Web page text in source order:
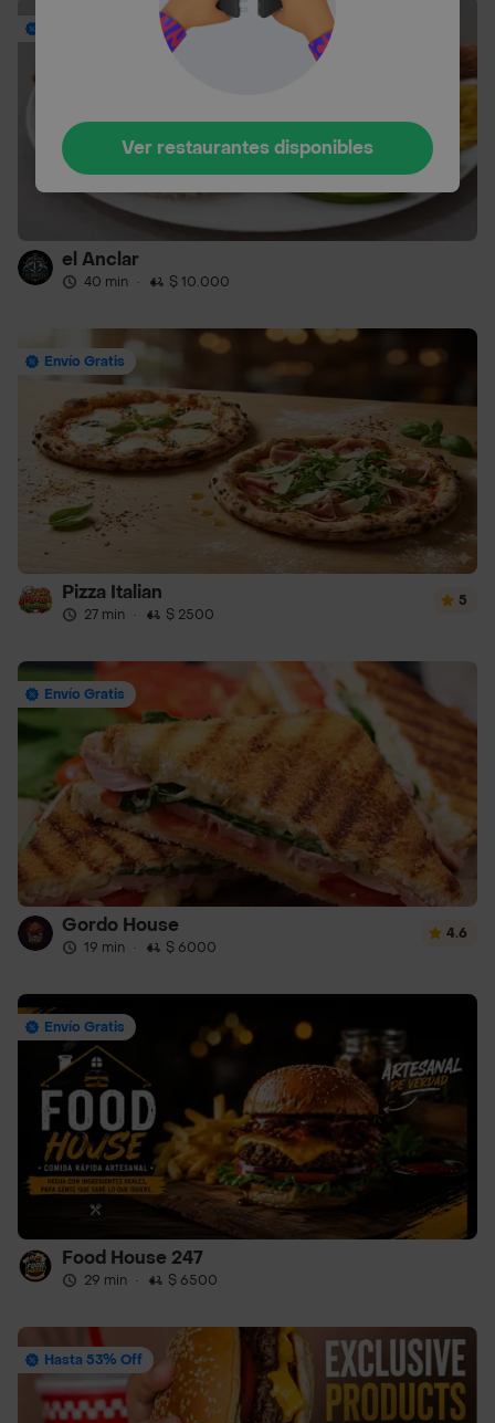
el Anclar
40 min · $ 10.000
Envío Gratis
Pizza Italian
27 min · $ 2500
5
Envío Gratis
Gordo House
19 min · $ 6000
4.6
Envío Gratis
Food House 247
29 min · $ 6500
Hasta 53% Off
Ver restaurantes disponibles